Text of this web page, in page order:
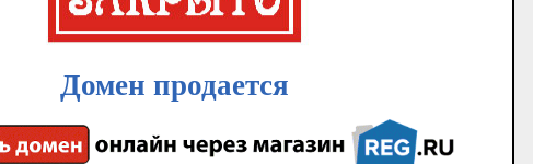
Домен продается